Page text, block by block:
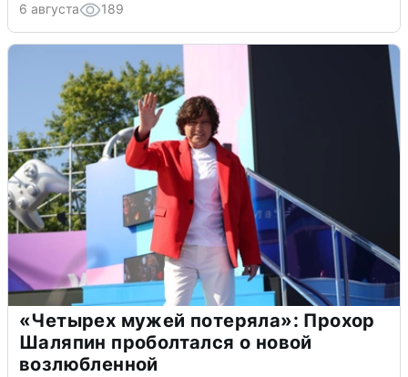
6 августа 189
«Четырех мужей потеряла»: Прохор
Шаляпин проболтался о новой
возлюбленной